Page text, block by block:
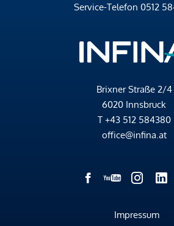
Service-Telefon 0512
Brixner Straße 2/4
6020 Innsbruck
T +43 512 584380
office@infina.at
Impressum